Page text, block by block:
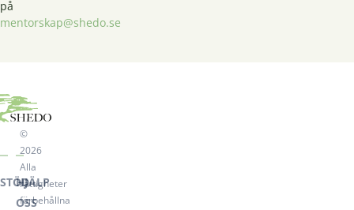
på
mentorskap@shedo.se
STÖDHJÄLP
OSS
©
2026
Alla
rättigheter
förbehållna